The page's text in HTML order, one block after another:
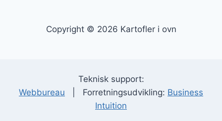
Copyright © 2026 Kartofler i ovn
Teknisk support:
Webbureau | Forretningsudvikling: Business
Intuition